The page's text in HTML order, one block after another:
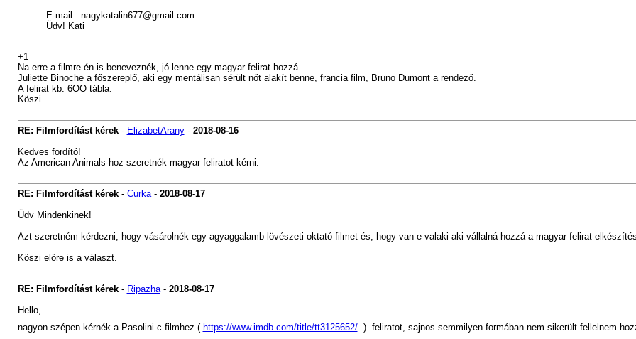
E-mail: nagykatalin677@gmail.com
Üdv! Kati
+1
Na erre a filmre én is beneveznék, jó lenne egy magyar felirat hozzá.
Juliette Binoche a főszereplő, aki egy mentálisan sérült nőt alakít benne, francia film, Bruno Dumont a rendező.
A felirat kb. 6OO tábla.
Köszi.
RE: Filmfordítást kérek- ElizabetArany- 2018-08-16
Kedves fordító!
Az American Animals-hoz szeretnék magyar feliratot kérni.
RE: Filmfordítást kérek- Curka- 2018-08-17
Üdv Mindenkinek!
Azt szeretném kérdezni, hogy vásárolnék egy agyaggalamb lövészeti oktató filmet és, hogy van e valaki aki vállalná hozzá a magyar felirat
Köszi előre is a választ.
RE: Filmfordítást kérek- Ripazha- 2018-08-17
Hello,
nagyon szépen kérnék a Pasolini c filmhez ( https://www.imdb.com/title/tt3125652/) feliratot, sajnos semmilyen formában nem sikerült fellelnem